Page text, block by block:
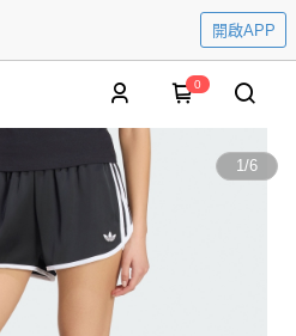
開啟APP
0
1/6